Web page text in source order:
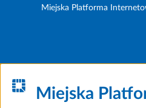
Miejska Platforma
Miejska